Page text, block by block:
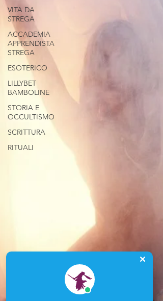
VITA DA
STREGA
ACCADEMIA
APPRENDISTA
STREGA
ESOTERICO
LILLYBET
BAMBOLINE
STORIA E
OCCULTISMO
SCRITTURA
RITUALI